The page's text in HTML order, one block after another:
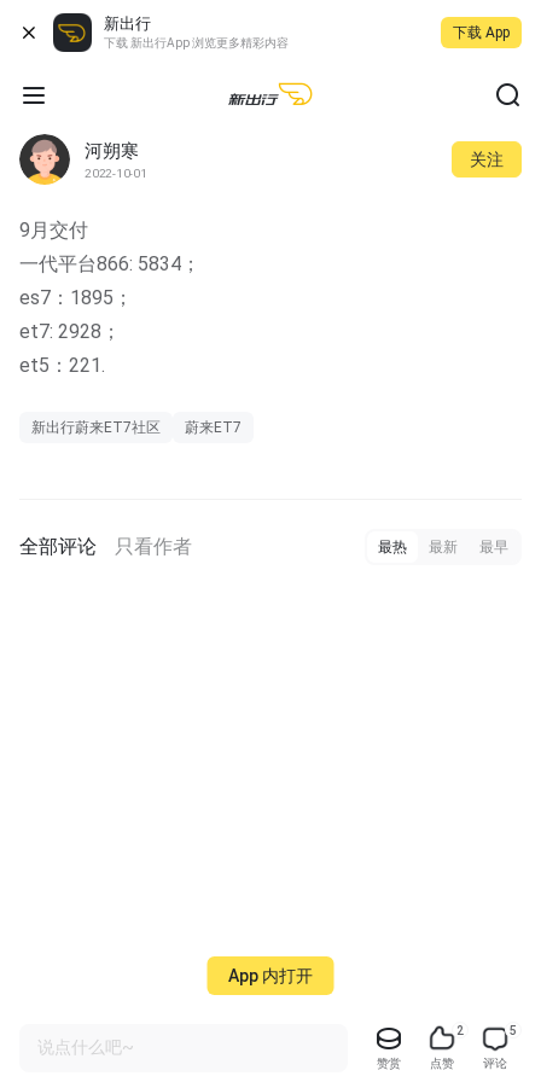
新出行
下载 新出行App 浏览更多精彩内容
下载 App
河朔寒
2022-10-01
关注
9月交付
一代平台866: 5834；
es7：1895；
et7: 2928；
et5：221.
新出行蔚来ET7社区 蔚来ET7
全部评论 只看作者 最热 最新 最早
说点什么吧~
赞赏
2
点赞
5
评论
App 内打开